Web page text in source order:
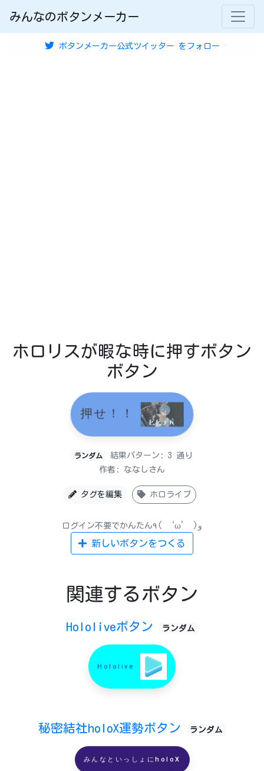
みんなのボタンメーカー
ボタンメーカー公式ツイッター をフォロー
ホロリスが暇な時に押すボタン
ボタン
押せ！！
ランダム
結果パターン: 3 通り
作者: ななしさん
タグを編集 ホロライブ
ログイン不要でかんたん٩( ‘ω’ )و
新しいボタンをつくる
関連するボタン
Hololiveボタン ランダム
Hololive
秘密結社holoX運勢ボタン ランダム
みんなといっしょにholoX